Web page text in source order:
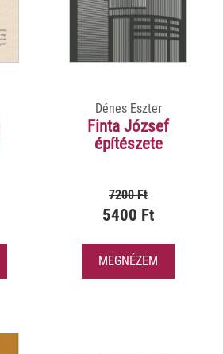
Dénes Eszter
Finta József
építészete
7200 Ft
5400 Ft
MEGNÉZEM